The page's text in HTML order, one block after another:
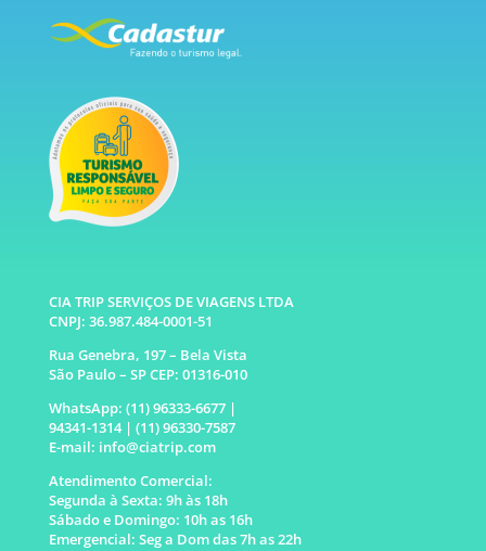
CIA TRIP SERVIÇOS DE VIAGENS LTDA
CNPJ: 36.987.484-0001-51
Rua Genebra, 197 – Bela Vista
São Paulo – SP CEP: 01316-010
WhatsApp: (11) 96333-6677 |
94341-1314 | (11) 96330-7587
E-mail: info@ciatrip.com
Atendimento Comercial:
Segunda à Sexta: 9h às 18h
Sábado e Domingo: 10h as 16h
Emergencial: Seg a Dom das 7h as 22h